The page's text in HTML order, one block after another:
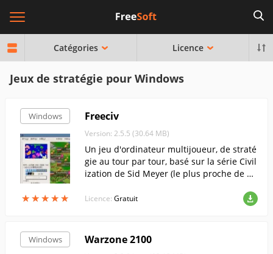
Catégories Licence
Jeux de stratégie pour Windows
Windows
★★★★★
★★★★★
Freeciv
Version: 2.5.5 (30.64 MB)
Un jeu d'ordinateur multijoueur, de straté
gie au tour par tour, basé sur la série Civil
ization de Sid Meyer (le plus proche de Ci
Licence: Gratuit
Windows Warzone 2100